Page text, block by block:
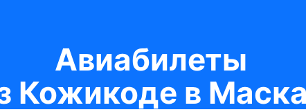
Авиабилеты
Кожикоде в